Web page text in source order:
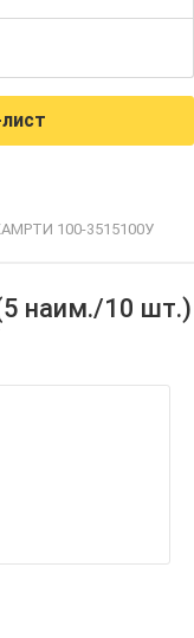
100-3515100У
наим./10 шт.)